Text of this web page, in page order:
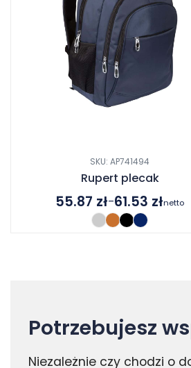
SKU: AP741494
Rupert plecak
55.87 zł–61.53 złnetto
Potrzebujesz
Niezależnie czy chodzi o